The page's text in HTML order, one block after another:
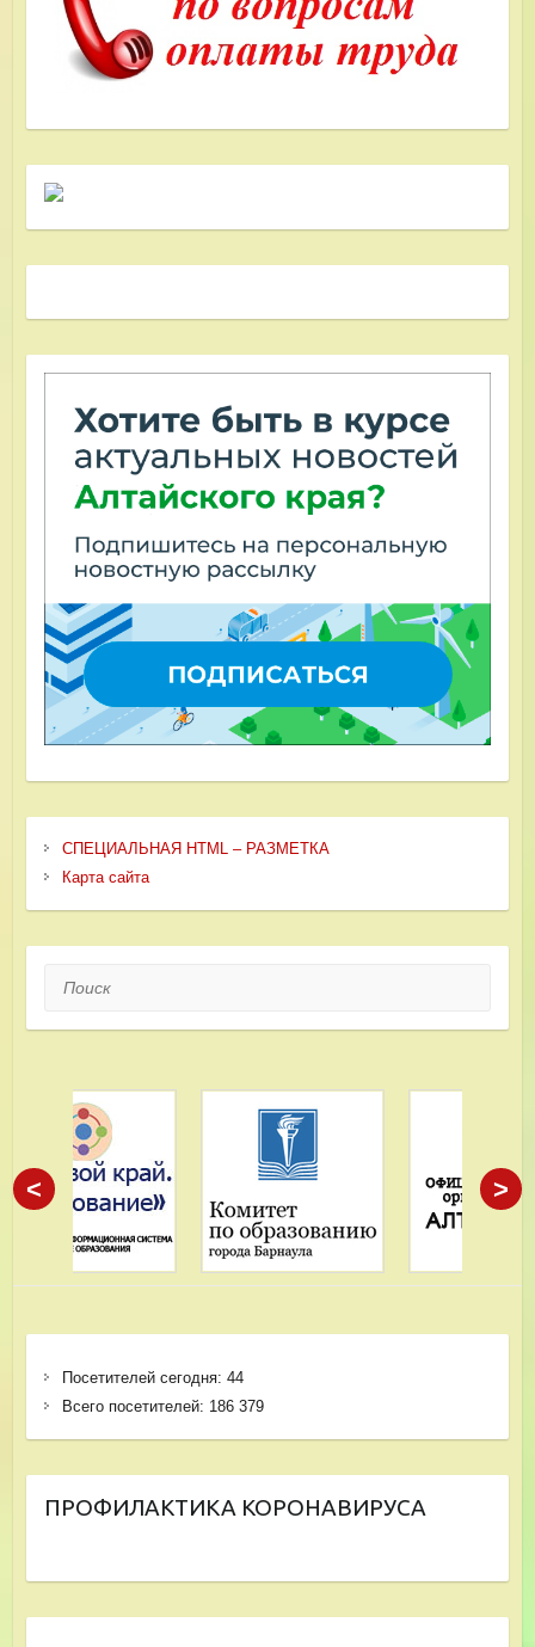
СПЕЦИАЛЬНАЯ HTML – РАЗМЕТКА
Карта сайта
Поиск
< >
Посетителей сегодня: 44
Всего посетителей: 186 379
ПРОФИЛАКТИКА КОРОНАВИРУСА